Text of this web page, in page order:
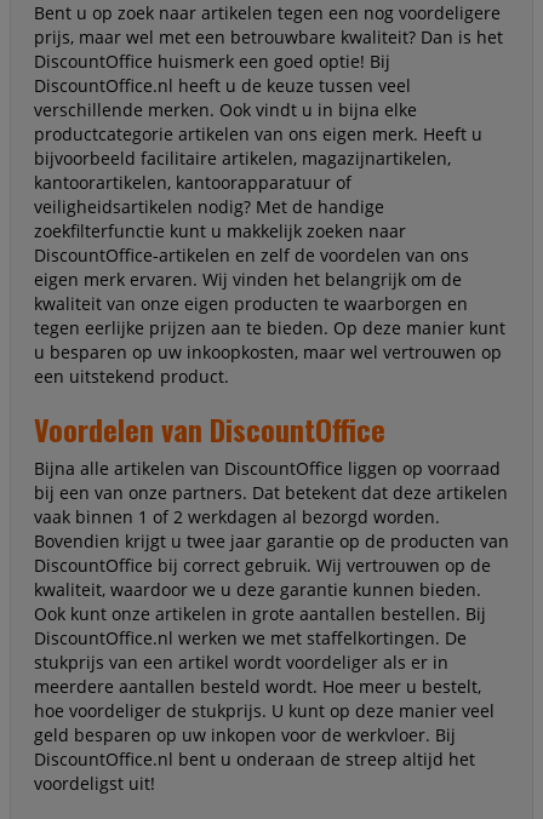
Bent u op zoek naar artikelen tegen een nog voordeligere
prijs, maar wel met een betrouwbare kwaliteit? Dan is het
DiscountOffice huismerk een goed optie! Bij
DiscountOffice.nl heeft u de keuze tussen veel
verschillende merken. Ook vindt u in bijna elke
productcategorie artikelen van ons eigen merk. Heeft u
bijvoorbeeld facilitaire artikelen, magazijnartikelen,
kantoorartikelen, kantoorapparatuur of
veiligheidsartikelen nodig? Met de handige
zoekfilterfunctie kunt u makkelijk zoeken naar
DiscountOffice-artikelen en zelf de voordelen van ons
eigen merk ervaren. Wij vinden het belangrijk om de
kwaliteit van onze eigen producten te waarborgen en
tegen eerlijke prijzen aan te bieden. Op deze manier kunt
u besparen op uw inkoopkosten, maar wel vertrouwen op
een uitstekend product.
Voordelen van DiscountOffice
Bijna alle artikelen van DiscountOffice liggen op voorraad
bij een van onze partners. Dat betekent dat deze artikelen
vaak binnen 1 of 2 werkdagen al bezorgd worden.
Bovendien krijgt u twee jaar garantie op de producten van
DiscountOffice bij correct gebruik. Wij vertrouwen op de
kwaliteit, waardoor we u deze garantie kunnen bieden.
Ook kunt onze artikelen in grote aantallen bestellen. Bij
DiscountOffice.nl werken we met staffelkortingen. De
stukprijs van een artikel wordt voordeliger als er in
meerdere aantallen besteld wordt. Hoe meer u bestelt,
hoe voordeliger de stukprijs. U kunt op deze manier veel
geld besparen op uw inkopen voor de werkvloer. Bij
DiscountOffice.nl bent u onderaan de streep altijd het
voordeligst uit!